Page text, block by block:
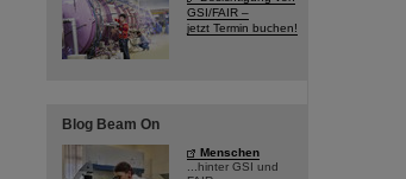
GSI/FAIR –
jetzt Termin buchen!
Blog Beam On
Menschen
...hinter GSI und